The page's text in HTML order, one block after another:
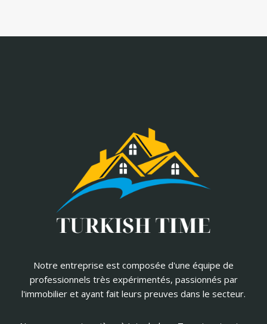
Notre entreprise est composée d'une équipe de
professionnels très expérimentés, passionnés par
l'immobilier et ayant fait leurs preuves dans le secteur.